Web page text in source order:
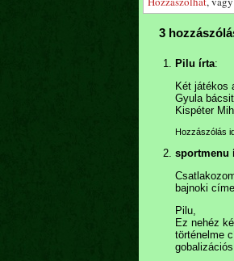
3
Pilu írta:
Két játékos
Gyula
Kispéter
Hozzászólás
sportmenu
bajnoki
Pilu,
Ez nehéz
történelme